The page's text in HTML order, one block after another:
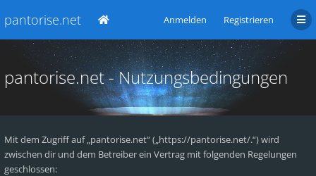
pantorise.net Anmelden Registrieren
pantorise.net - Nutzungsbedingungen
Mit dem Zugriff auf „pantorise.net“ („https://pantorise.net/.“) wird
zwischen dir und dem Betreiber ein Vertrag mit folgenden Regelungen
geschlossen: